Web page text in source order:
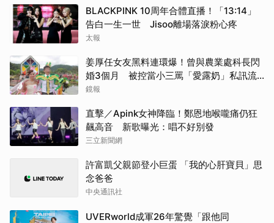
BLACKPINK 10周年合體直播！「13:14」
告白一生一世 Jisoo離場落淚粉心疼
太報
姜厚任女友黑料連環爆！曾與農業處科長閃
婚3個月 被控當小三罵「愛露奶」私訊流
出
鏡報
直擊／Apink女神降臨！鄭恩地喉嚨痛仍狂
飆高音 新歌曝光：唱不好別發
三立新聞網
許富凱父親節登小巨蛋 「我的心肝寶貝」思
念爸爸
中央通訊社
UVERworld成軍26年驚覺「跟他同